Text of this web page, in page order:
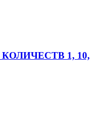
КОЛИЧЕСТВ 1, 10,